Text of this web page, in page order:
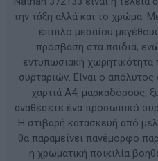
την τάξη αλλά και το χρώμα.
έπιπλο μεσαίου
πρόσβαση στα παιδιά,
εντυπωσιακή
συρταριών. Είναι ο απόλυτος
χαρτιά Α4, μαρκαδόρους,
αναθέσετε ένα προσωπικό
Η στιβαρή κατασκευή από
θα παραμείνει πανέμορφο
η χρωματική ποικιλία